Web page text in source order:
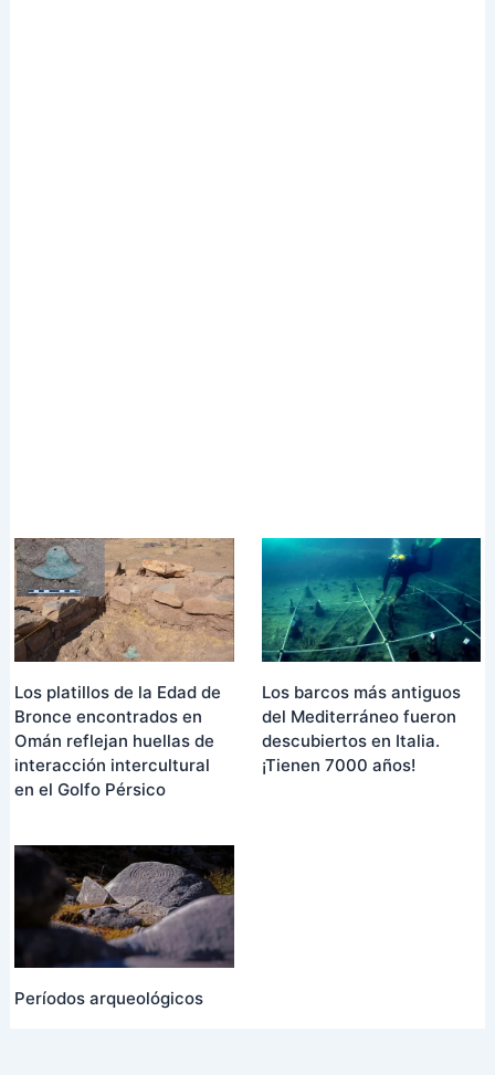
Los platillos de la Edad de
Bronce encontrados en
Omán reflejan huellas de
interacción intercultural
en el Golfo Pérsico
Los barcos más antiguos
del Mediterráneo fueron
descubiertos en Italia.
¡Tienen 7000 años!
Períodos arqueológicos